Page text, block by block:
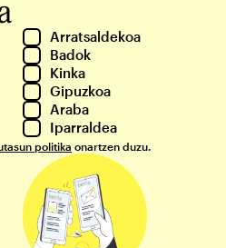
Arratsaldekoa
Badok
Kinka
Gipuzkoa
Araba
Iparraldea
politika onartzen duzu.